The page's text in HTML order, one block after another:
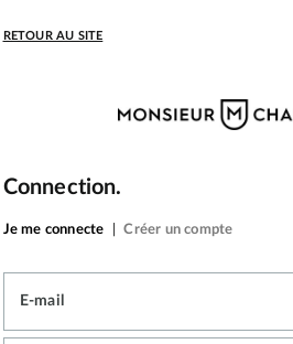
RETOUR AU SITE
Connection.
Je me connecte Créer un compte
E-mail